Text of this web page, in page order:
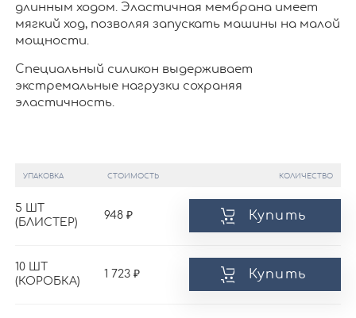
длинным ходом. Эластичная мембрана имеет
мягкий ход, позволяя запускать машины на малой
мощности.
Специальный силикон выдерживает
экстремальные нагрузки сохраняя
эластичность.
УПАКОВКА СТОИМОСТЬ КОЛИЧЕСТВО
5 ШТ
(БЛИСТЕР)
948 Купить
10 ШТ
(КОРОБКА)
1 723 Купить